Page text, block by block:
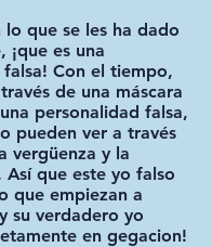
que se les ha dado
¡que es una
Con el tiempo,
de una máscara
personalidad falsa,
pueden ver a través
vergüenza y la
Así que este yo falso
que empiezan a
su verdadero yo
en gegacion!